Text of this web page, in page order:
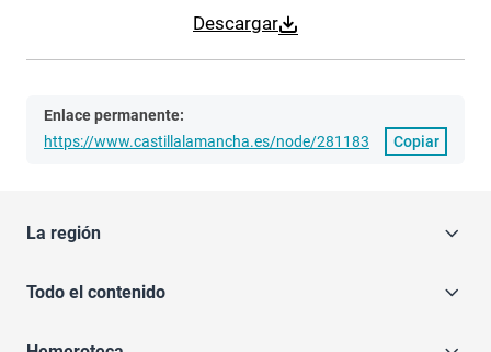
Descargar
Enlace permanente:
https://www.castillalamancha.es/node/281183
Copiar
La región
Todo el contenido